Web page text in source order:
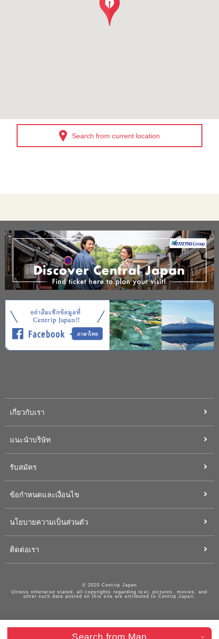
Search from current location
เกี่ยวกับเรา
แนะนำบริษัท
รับสมัคร
ข้อกำหนดและเงื่อนไข
นโยบายความเป็นส่วนตัว
ติดต่อเรา
Search from Map
© 2020 Centrip Japan
Unless otherwise stated, all copyrights regarding text, pictures, movies, and
other such data posted on this site are attributed to Centrip Japan.